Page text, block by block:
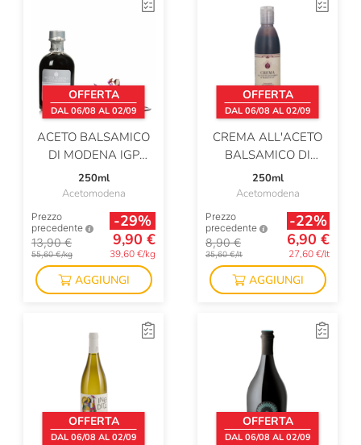
OFFERTA
DAL 06/08 AL 02/09
ACETO BALSAMICO
DI MODENA IGP
ARGENTO
250ml
Acetomodena
Prezzo
precedente
13,90 €
55,60 €/kg
-29%
9,90 €
39,60 €/kg
AGGIUNGI
OFFERTA
DAL 06/08 AL 02/09
CREMA ALL'ACETO
BALSAMICO DI
MODENA IGP
250ml
Acetomodena
Prezzo
precedente
8,90 €
35,60 €/lt
-22%
6,90 €
27,60 €/lt
AGGIUNGI
OFFERTA
DAL 06/08 AL 02/09
OFFERTA
DAL 06/08 AL 02/09